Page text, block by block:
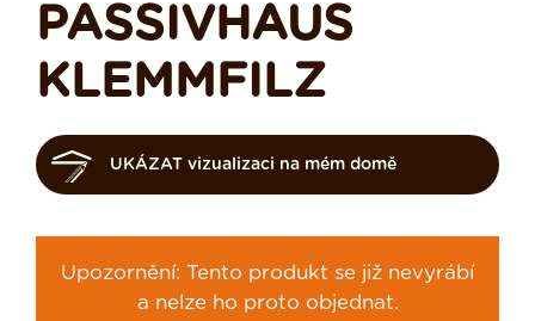
PASSIVHAUS
KLEMMFILZ
UKÁZAT vizualizaci na mém domě
Upozornění: Tento produkt se již nevyrábí
a nelze ho proto objednat.